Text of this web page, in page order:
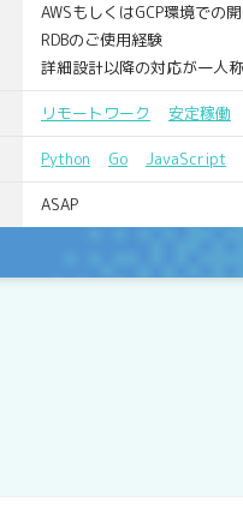
AWSもしくはGCP環境での
RDBのご使用経験
詳細設計以降の対応が一人
リモートワーク 安定稼働
Python Go JavaScript
ASAP